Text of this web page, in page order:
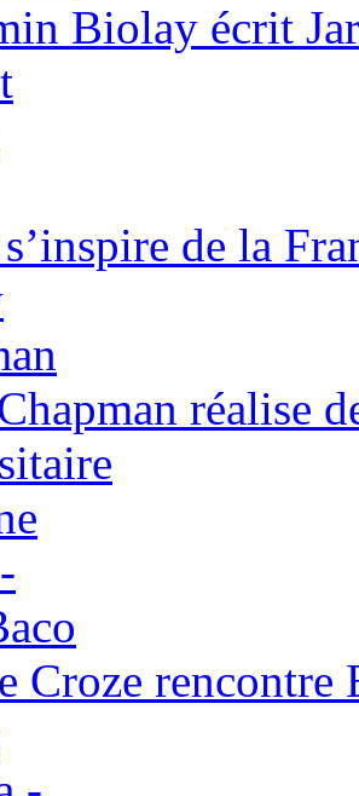
Biolay écrit
de la
réalise
Croze rencontre